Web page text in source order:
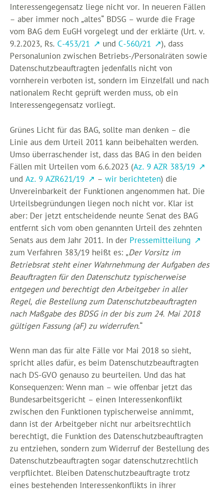
Interessengegensatz liege nicht vor. In neueren Fällen
– aber immer noch „altes“ BDSG – wurde die Frage
vom BAG dem EuGH vorgelegt und der erklärte (Urt. v.
9.2.2023, Rs. C-453/21 und C-560/21
), dass
Personalunion zwischen Betriebs-/Personalräten sowie
Datenschutzbeauftragten jedenfalls nicht von
vornherein verboten ist, sondern im Einzelfall und nach
nationalem Recht geprüft werden muss, ob ein
Interessengegensatz vorliegt.
Grünes Licht für das BAG, sollte man denken – die
Linie aus dem Urteil 2011 kann beibehalten werden.
Umso überraschender ist, dass das BAG in den beiden
Fällen mit Urteilen vom 6.6.2023 (Az. 9 AZR 383/19
und Az. 9 AZR621/19 – wir berichteten) die
Unvereinbarkeit der Funktionen angenommen hat. Die
Urteilsbegründungen liegen noch nicht vor. Klar ist
aber: Der jetzt entscheidende neunte Senat des BAG
entfernt sich vom oben genannten Urteil des zehnten
Senats aus dem Jahr 2011. In der Pressemitteilung
zum Verfahren 383/19 heißt es: „Der Vorsitz im
Betriebsrat steht einer Wahrnehmung der Aufgaben des
Beauftragten für den Datenschutz typischerweise
entgegen und berechtigt den Arbeitgeber in aller
Regel, die Bestellung zum Datenschutzbeauftragten
nach Maßgabe des BDSG in der bis zum 24. Mai 2018
gültigen Fassung (aF) zu widerrufen.“
Wenn man das für alte Fälle vor Mai 2018 so sieht,
spricht alles dafür, es beim Datenschutzbeauftragten
nach DS-GVO genauso zu beurteilen. Und das hat
Konsequenzen: Wenn man – wie offenbar jetzt das
Bundesarbeitsgericht – einen Interessenkonflikt
zwischen den Funktionen typischerweise annimmt,
dann ist der Arbeitgeber nicht nur arbeitsrechtlich
berechtigt, die Funktion des Datenschutzbeauftragten
zu entziehen, sondern zum Widerruf der Bestellung des
Datenschutzbeauftragten sogar datenschutzrechtlich
verpflichtet. Bleiben Datenschutzbeauftragte trotz
eines bestehenden Interessenkonflikts in ihrer